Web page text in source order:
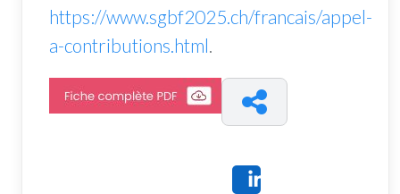
https://www.sgbf2025.ch/francais/appel-
a-contributions.html